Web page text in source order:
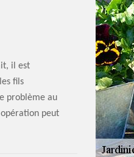
il est
fils
problème au
peut